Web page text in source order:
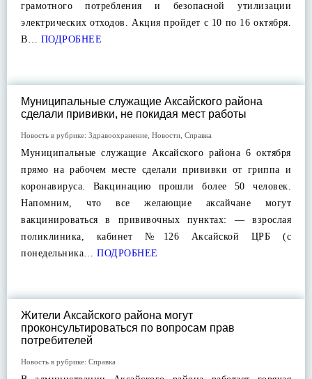
грамотного потребления и безопасной утилизации
электрических отходов. Акция пройдет с 10 по 16 октября.
В… ПОДРОБНЕЕ
Муниципальные служащие Аксайского района
сделали прививки, не покидая мест работы
Новость в рубрике: Здравоохранение Новости Справка
Муниципальные служащие Аксайского района 6 октября
прямо на рабочем месте сделали прививки от гриппа и
коронавируса. Вакцинацию прошли более 50 человек.
Напомним, что все желающие аксайчане могут
вакцинироваться в прививочных пунктах: — взрослая
поликлиника, кабинет №126 Аксайской ЦРБ (с
понедельника… ПОДРОБНЕЕ
Жители Аксайского района могут
проконсультироваться по вопросам прав
потребителей
Новость в рубрике: Справка